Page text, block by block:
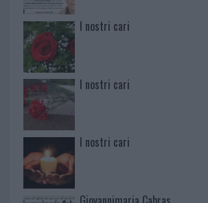
I nostri cari
I nostri cari
I nostri cari